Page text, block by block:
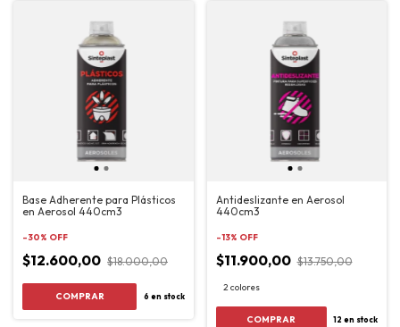
Base Adherente para Plásticos
en Aerosol 440cm3
-30% OFF
$12.600,00 $18.000,00
6 en stock
Antideslizante en Aerosol
440cm3
-13% OFF
$11.900,00 $13.750,00
2 colores
COMPRAR 12en stock